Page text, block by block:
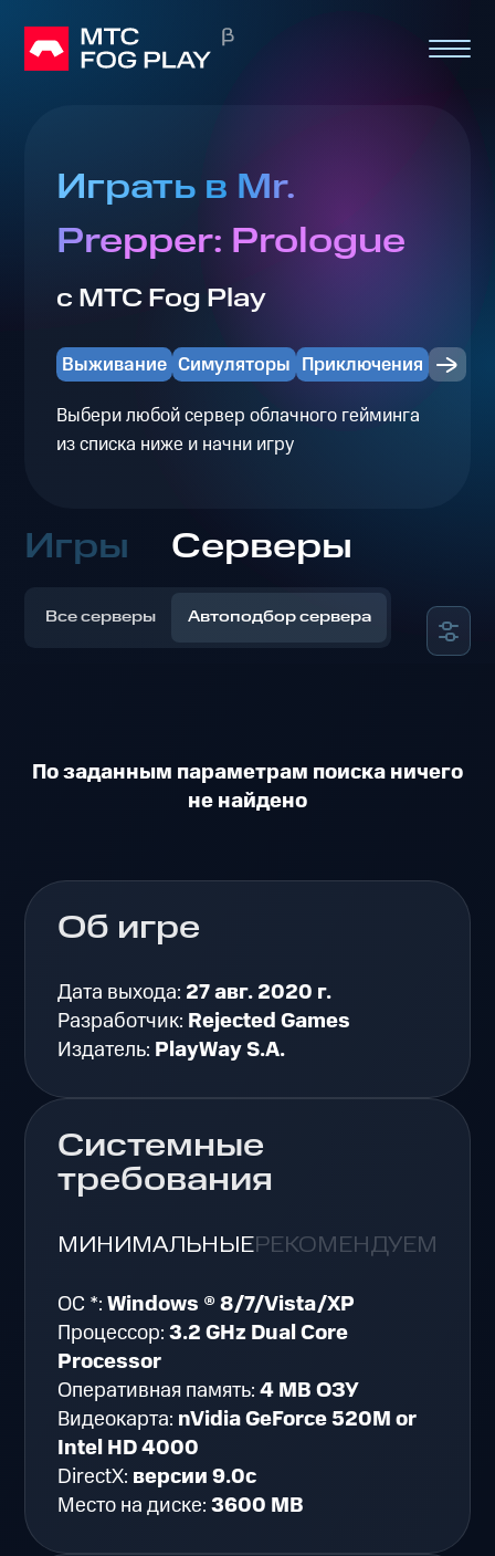
Играть в Mr.
Prepper: Prologue
с МТС Fog Play
Выживание Симуляторы Приключения
Выбери любой сервер облачного гейминга
из списка ниже и начни игру
Игры Серверы
Все серверы Автоподбор сервера
По заданным параметрам поиска ничего
не найдено
Об игре
Дата выхода: 27 авг. 2020 г.
Разработчик: Rejected Games
Издатель: PlayWay S.A.
Системные
требования
МИНИМАЛЬНЫЕРЕКОМЕНДУЕМЫЕ
ОС *:Windows ® 8/7/Vista/XP
Процессор:3.2 GHz Dual Core
Processor
Оперативная память:4 MB ОЗУ
Видеокарта: nVidia GeForce 520M or
Intel HD 4000
DirectX: версии 9.0c
Место на диске:3600 MB